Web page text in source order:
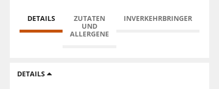
DETAILS
ZUTATEN
UND
ALLERGENE
INVERKEHRBRINGER
DETAILS